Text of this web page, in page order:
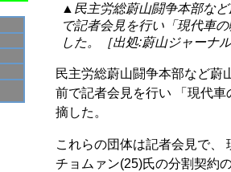
▲民主労総蔚山闘争本部な
で記者会見を行い「現代車
した。［出処:蔚山ジャーナル
民主労総蔚山闘争本部など蔚
前で記者会見を行い 「現代
摘した。
これらの団体は記者会見で、
チョムァン(25)氏の分割契約